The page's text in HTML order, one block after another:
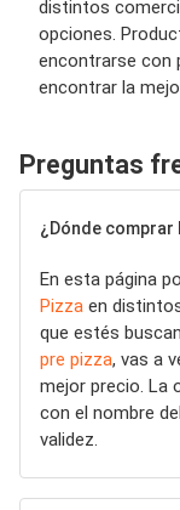
distintos
opciones.
encontrarse con
encontrar la
Preguntas
¿Dónde comprar
En esta página
Pizza en
que estés
pre pizza, vas a
mejor precio. La
con el nombre
validez.